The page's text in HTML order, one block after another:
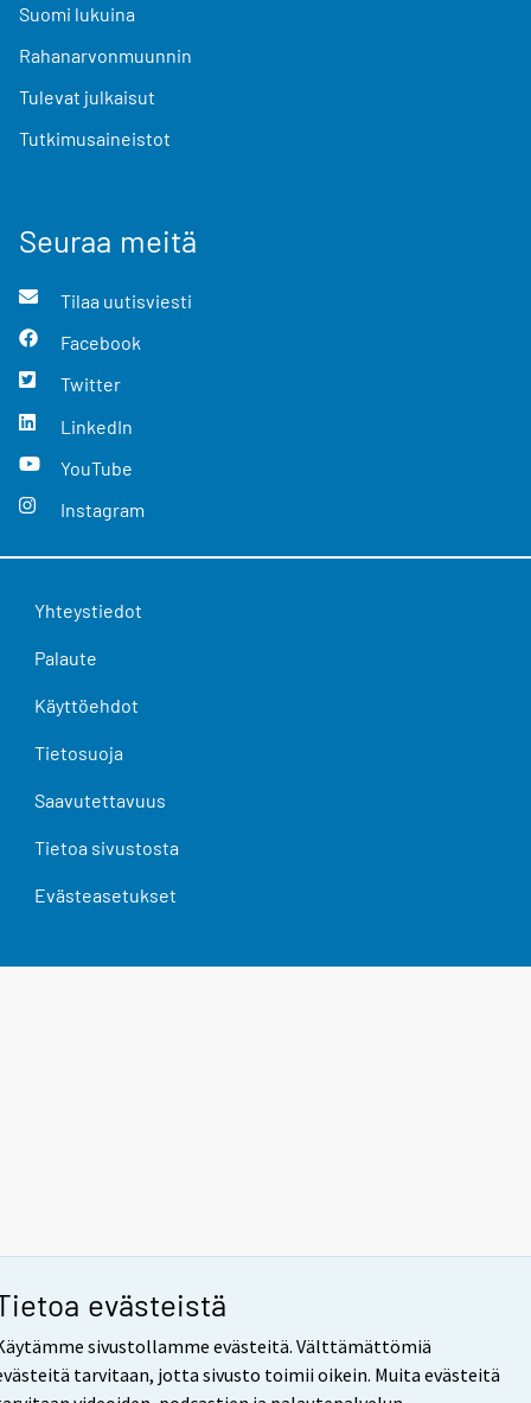
evästeistä
sivustollamme evästeitä. Välttämättömiä
tarvitaan, jotta sivusto toimii oikein. Muita evästeitä
Suomi lukuina
Rahanarvonmuunnin
Tulevat julkaisut
Tutkimusaineistot
Seuraa meitä
Tilaa uutisviesti
Facebook
Twitter
LinkedIn
YouTube
Instagram
Yhteystiedot
Palaute
Käyttöehdot
Tietosuoja
Saavutettavuus
Tietoa sivustosta
Evästeasetukset